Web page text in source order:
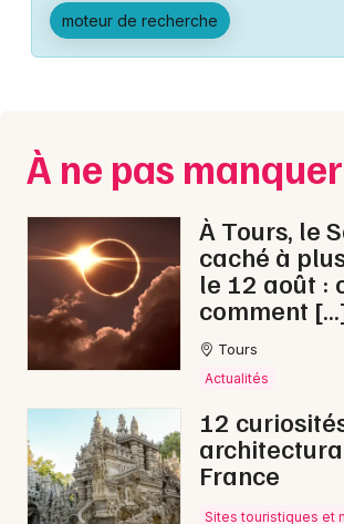
Manifestations
Spectacles
Concerts
Sports
Soirées
Sorties famille
Expos
Sorties & loisirs
Marseille
Nantes
Nice
Paris
Strasbourg
Toulouse
moteur de recherche
À ne pas manquer
À Tours, le
caché à
le 12 août :
comment
Tours
Actualités
12
France
Sites touristiques et